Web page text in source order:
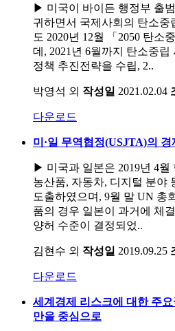
▶ 미국이 바이든 행정부 출
귀하면서 국제사회의 탄소중
도 2020년 12월 「2050 탄소
데, 2021년 6월까지 탄소중
정책 추진전략을 수립, 2..
박영석 외 작성일 2021.02.04
다운로드
미·일 무역협정(USJTA)의
▶ 미국과 일본은 2019년 4월
농산품, 자동차, 디지털 분야
도출하였으며, 9월 말 UN
품의 경우 일본이 과거에 체
양허 수준이 결정되었..
김현수 외 작성일 2019.09.25
다운로드
세계경제 리스크에 대한 주
만을 중심으로